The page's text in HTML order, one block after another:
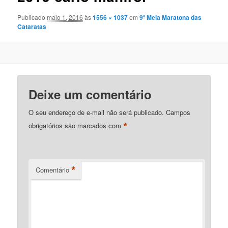
Publicadomaio 1, 2016 às1556 × 1037em9ª Meia Maratona das
Cataratas
Deixe um comentário
O seu endereço de e-mail não será publicado. Campos
obrigatórios são marcados com*
Comentário *